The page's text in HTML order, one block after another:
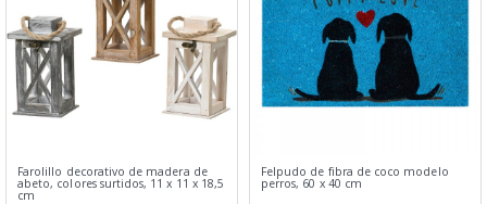
Farolillo decorativo de madera de
abeto, colores surtidos, 11 x 11 x 18,5
cm
Felpudo de fibra de coco modelo
perros, 60 x 40 cm